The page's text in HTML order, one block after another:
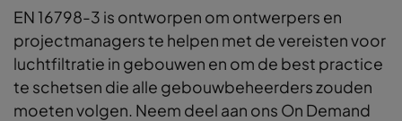
EN 16798-3 is ontworpen om ontwerpers en
projectmanagers te helpen met de vereisten voor
luchtfiltratie in gebouwen en om de best practice
te schetsen die alle gebouwbeheerders zouden
moeten volgen. Neem deel aan ons On Demand